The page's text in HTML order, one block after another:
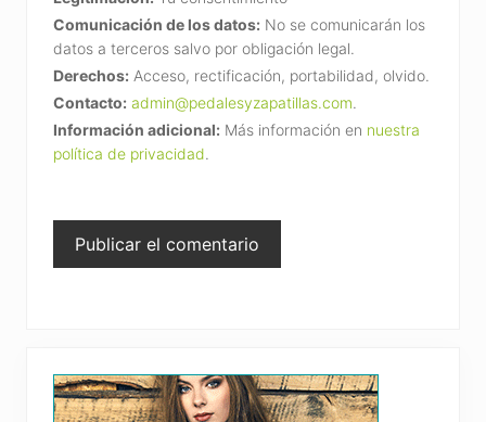
Comunicación de los datos: No se comunicarán los
datos a terceros salvo por obligación legal.
Derechos: Acceso, rectificación, portabilidad, olvido.
Contacto: admin@pedalesyzapatillas.com.
Información adicional: Más información en nuestra
política de privacidad.
Primary
Sidebar